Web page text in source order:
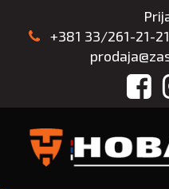
+381 33/261-21-21